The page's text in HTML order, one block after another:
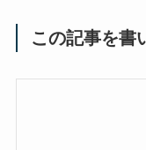
この記事を書